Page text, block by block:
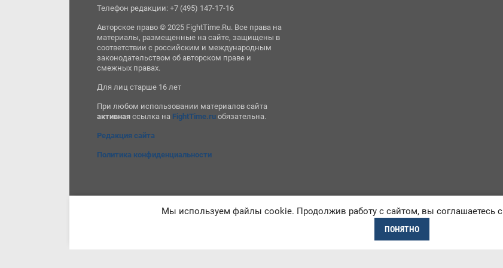
Телефон редакции: +7 (495) 147-17-16
Авторское право © 2025 FightTime.Ru. Все права на
материалы, размещенные на сайте, защищены в
соответствии с российским и международным
законодательством об авторском праве и
смежных правах.
Для лиц старше 16 лет
При любом использовании материалов сайта
активная ссылка на FightTime.ru обязательна.
Редакция сайта
Политика конфиденциальности
Мы используем файлы cookie. Продолжив работу с сайтом, вы соглашаетесь с
ПОНЯТНО